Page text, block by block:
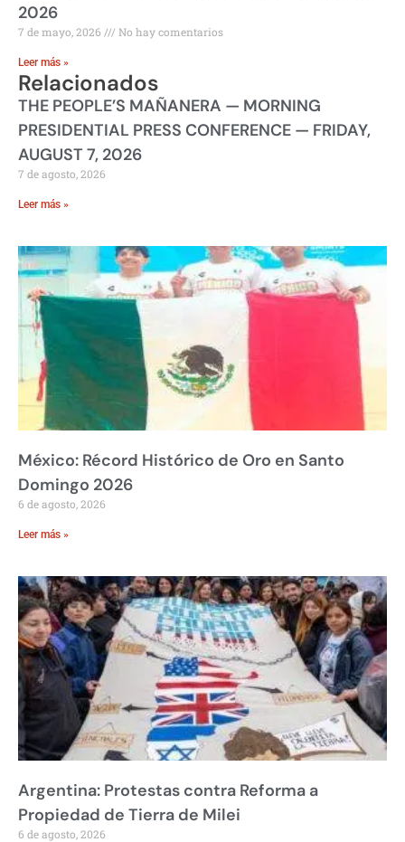
2026
7 de mayo, 2026 No hay comentarios
Leer más »
Relacionados
THE PEOPLE’S MAÑANERA — MORNING
PRESIDENTIAL PRESS CONFERENCE — FRIDAY,
AUGUST 7, 2026
7 de agosto, 2026
Leer más »
México: Récord Histórico de Oro en Santo
Domingo 2026
6 de agosto, 2026
Leer más »
Argentina: Protestas contra Reforma a
Propiedad de Tierra de Milei
6 de agosto, 2026